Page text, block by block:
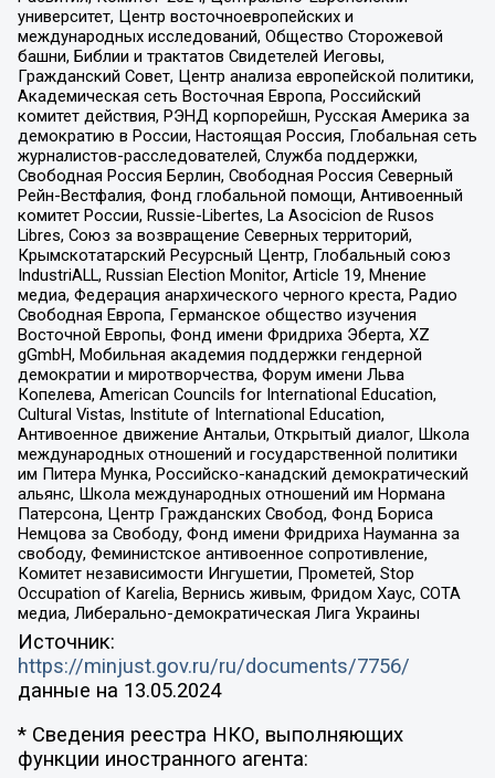
университет, Центр восточноевропейских и
международных исследований, Общество Сторожевой
башни, Библии и трактатов Свидетелей Иеговы,
Гражданский Совет, Центр анализа европейской политики,
Академическая сеть Восточная Европа, Российский
комитет действия, РЭНД корпорейшн, Русская Америка за
демократию в России, Настоящая Россия, Глобальная сеть
журналистов-расследователей, Служба поддержки,
Свободная Россия Берлин, Свободная Россия Северный
Рейн-Вестфалия, Фонд глобальной помощи, Антивоенный
комитет России, Russie-Libertes, La Asocicion de Rusos
Libres, Союз за возвращение Северных территорий,
Крымскотатарский Ресурсный Центр, Глобальный союз
IndustriALL, Russian Election Monitor, Article 19, Мнение
медиа, Федерация анархического черного креста, Радио
Свободная Европа, Германское общество изучения
Восточной Европы, Фонд имени Фридриха Эберта, XZ
gGmbH, Мобильная академия поддержки гендерной
демократии и миротворчества, Форум имени Льва
Копелева, American Councils for International Education,
Cultural Vistas, Institute of International Education,
Антивоенное движение Антальи, Открытый диалог, Школа
международных отношений и государственной политики
им Питера Мунка, Российско-канадский демократический
альянс, Школа международных отношений им Нормана
Патерсона, Центр Гражданских Свобод, Фонд Бориса
Немцова за Свободу, Фонд имени Фридриха Науманна за
свободу, Феминистское антивоенное сопротивление,
Комитет независимости Ингушетии, Прометей, Stop
Occupation of Karelia, Вернись живым, Фридом Хаус, СОТА
медиа, Либерально-демократическая Лига Украины
Источник:
https://minjust.gov.ru/ru/documents/7756/
данные на 13.05.2024
* Сведения реестра НКО, выполняющих
функции иностранного агента: